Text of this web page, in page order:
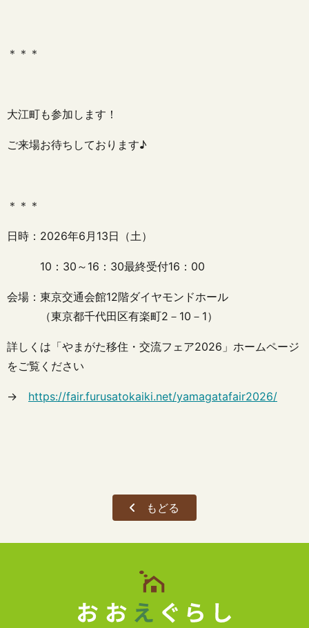
＊＊＊
大江町も参加します！
ご来場お待ちしております♪
＊＊＊
日時：2026年6月13日（土）
10：30～16：30最終受付16：00
会場：東京交通会館12階ダイヤモンドホール
（東京都千代田区有楽町2－10－1）
詳しくは「やまがた移住・交流フェア2026」ホームページ
をご覧ください
→ https://fair.furusatokaiki.net/yamagatafair2026/
もどる